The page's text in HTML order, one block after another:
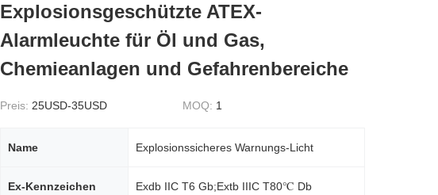
Explosionsgeschützte ATEX-
Alarmleuchte für Öl und Gas,
Chemieanlagen und Gefahrenbereiche
Preis: 25USD-35USD MOQ: 1
Name Explosionssicheres Warnungs-Licht
Ex-Kennzeichen Exdb IIC T6 Gb;Extb IIIC T80℃ Db